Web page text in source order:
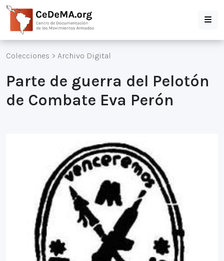
Colecciones > Archivo Digital
Parte de guerra del Pelotón
de Combate Eva Perón